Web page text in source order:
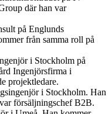
där han var
på Englunds
från samma roll på
i Stockholm på
Ingenjörsfirma i
projektledare.
i Stockholm. Han
försäljningschef B2B.